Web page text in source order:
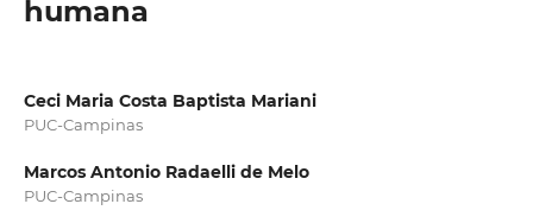
humana
Ceci Maria Costa Baptista Mariani
PUC-Campinas
Marcos Antonio Radaelli de Melo
PUC-Campinas